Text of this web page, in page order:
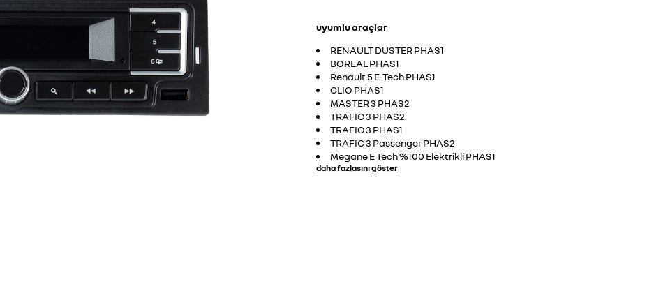
uyumlu araçlar
RENAULT DUSTER PHAS1
BOREAL PHAS1
Renault 5 E-Tech PHAS1
CLIO PHAS1
MASTER 3 PHAS2
TRAFIC 3 PHAS2
TRAFIC 3 PHAS1
TRAFIC 3 Passenger PHAS2
Megane E Tech %100 Elektrikli PHAS1
daha fazlasını göster